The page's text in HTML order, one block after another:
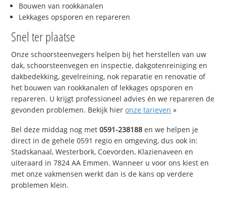
Bouwen van rookkanalen
Lekkages opsporen en repareren
Snel ter plaatse
Onze schoorsteenvegers helpen bij het herstellen van uw
dak, schoorsteenvegen en inspectie, dakgotenreiniging en
dakbedekking, gevelreining, nok reparatie en renovatie of
het bouwen van rookkanalen of lekkages opsporen en
repareren. U krijgt professioneel advies én we repareren de
gevonden problemen. Bekijk hieronze tarieven »
Bel deze middag nog met0591-238188 en we helpen je
direct in de gehele 0591 regio en omgeving, dus ook in:
Stadskanaal, Westerbork, Coevorden, Klazienaveen en
uiteraard in 7824 AA Emmen. Wanneer u voor ons kiest en
met onze vakmensen werkt dan is de kans op verdere
problemen klein.